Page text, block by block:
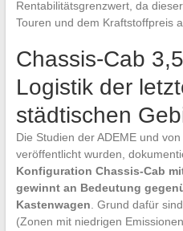
Rentabilitätsgrenzwert, da
Touren und dem Kraftstoffpreis
Chassis-Cab
Logistik der
städtischen
Die Studien der ADEME und
veröffentlicht wurden,
Konfiguration Chassis-Cab
gewinnt an Bedeutung
Kastenwagen. Grund dafür
(Zonen mit niedrigen